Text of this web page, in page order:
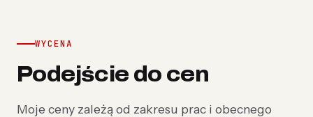
WYCENA
Podejście do cen
Moje ceny zależą od zakresu prac i obecnego